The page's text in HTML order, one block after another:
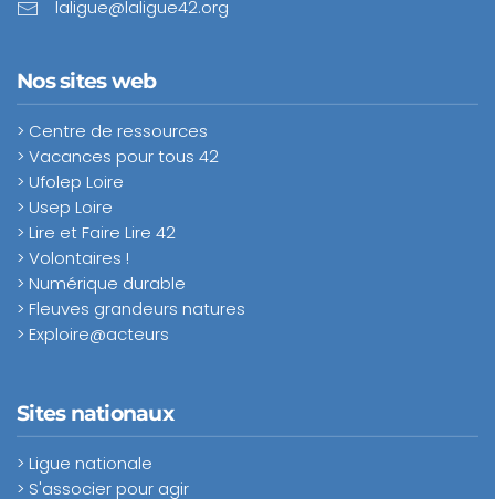
laligue@laligue42.org
Nos sites web
> Centre de ressources
> Vacances pour tous 42
> Ufolep Loire
> Usep Loire
> Lire et Faire Lire 42
> Volontaires !
> Numérique durable
> Fleuves grandeurs natures
> Exploire@acteurs
Sites nationaux
> Ligue nationale
> S'associer pour agir